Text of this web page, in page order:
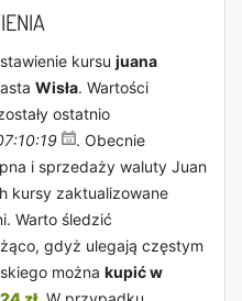
kursu juana
Wisła. Wartości
ostatnio
. Obecnie
i sprzedaży waluty Juan
kursy zaktualizowane
Warto śledzić
gdyż ulegają częstym
można kupić w